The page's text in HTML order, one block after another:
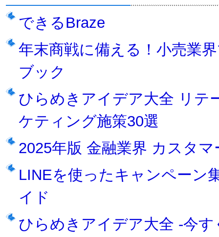
できるBraze
年末商戦に備える！小売業
ブック
ひらめきアイデア大全 リテ
ケティング施策30選
2025年版 金融業界 カスタ
LINEを使ったキャンペーン
イド
ひらめきアイデア大全 -今